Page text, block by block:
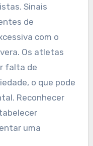
de um
se
Sinais
de
com o
Os atletas